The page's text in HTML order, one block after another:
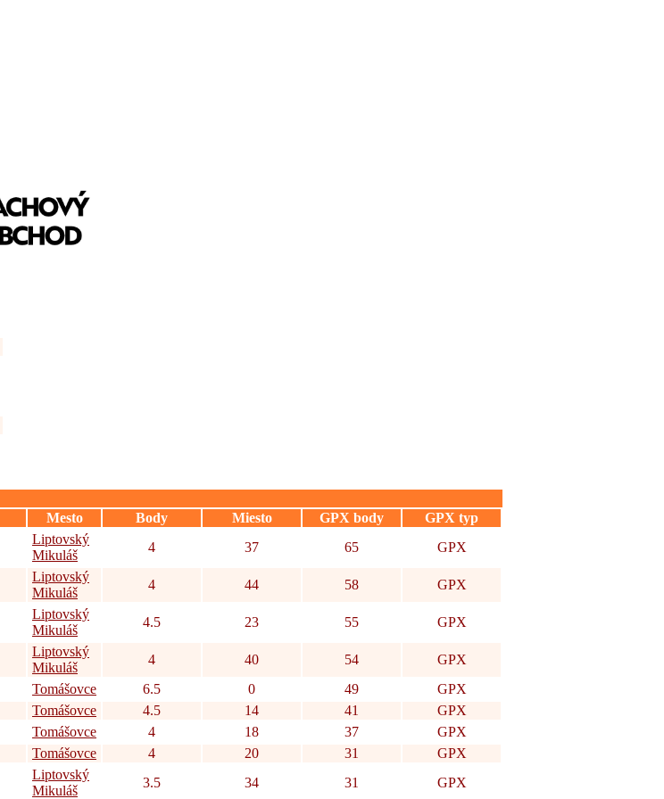
Mesto Body Miesto GPX body
GPX typ
Liptovský
Mikuláš
4 37 65 GPX
Liptovský
Mikuláš
4 44 58 GPX
Liptovský
Mikuláš
4.5 23 55 GPX
Liptovský
Mikuláš
4 40 54
GPX
Tomášovce 6.5 0 49
GPX
Tomášovce 4.5 14 41
GPX
Tomášovce 4 18 37
GPX
Tomášovce 4 20 31
GPX
Liptovský
Mikuláš
3.5 34 31 GPX